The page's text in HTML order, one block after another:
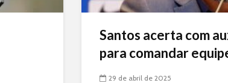
Santos acerta com
para comandar
29 de abril de 2025